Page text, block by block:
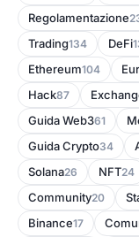
Regolamentazione
Trading134 DeFi
Ethereum104
Hack87
Guida Web361
Guida Crypto34
Solana26 NFT24
Community20
Binance17